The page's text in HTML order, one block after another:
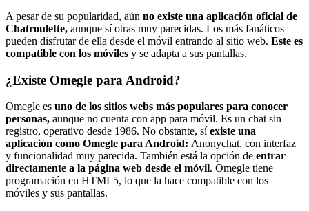
A pesar de su popularidad, aún no existe una aplicación oficial de
Chatroulette, aunque sí otras muy parecidas. Los más fanáticos
pueden disfrutar de ella desde el móvil entrando al sitio web. Este es
compatible con los móviles y se adapta a sus pantallas.
¿Existe Omegle para Android?
Omegle es uno de los sitios webs más populares para conocer
personas, aunque no cuenta con app para móvil. Es un chat sin
registro, operativo desde 1986. No obstante, sí existe una
aplicación como Omegle para Android: Anonychat, con interfaz
y funcionalidad muy parecida. También está la opción de entrar
directamente a la página web desde el móvil. Omegle tiene
programación en HTML5, lo que la hace compatible con los
móviles y sus pantallas.